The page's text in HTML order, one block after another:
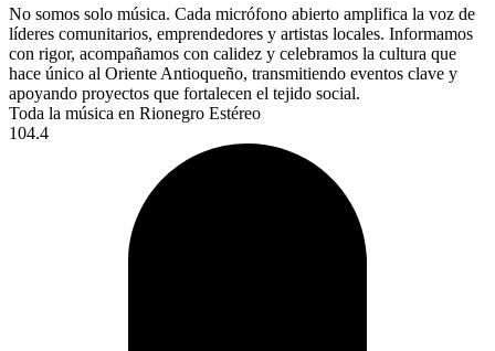
No somos solo música. Cada micrófono abierto amplifica la voz de
líderes comunitarios, emprendedores y artistas locales. Informamos
con rigor, acompañamos con calidez y celebramos la cultura que
hace único al Oriente Antioqueño, transmitiendo eventos clave y
apoyando proyectos que fortalecen el tejido social.
Toda la música en Rionegro Estéreo
104.4